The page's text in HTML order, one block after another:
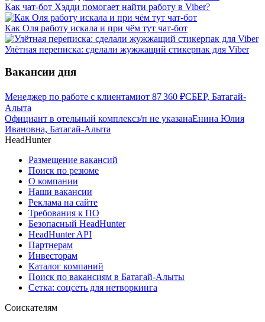
Как чат-бот Хэдди помогает найти работу в Viber?
Как Оля работу искала и при чём тут чат-бот
Улётная переписка: сделали жужжащий стикерпак для Viber
Вакансии дня
Менеджер по работе с клиентамиот 87 360 ₽СБЕР, Батагай-
Алыта
Официант в отельный комплексз/п не указанаЕнина Юлия
Ивановна, Батагай-Алыта
HeadHunter
Размещение вакансий
Поиск по резюме
О компании
Наши вакансии
Реклама на сайте
Требования к ПО
Безопасный HeadHunter
HeadHunter API
Партнерам
Инвесторам
Каталог компаний
Поиск по вакансиям в Батагай-Алыты
Сетка: соцсеть для нетворкинга
Соискателям